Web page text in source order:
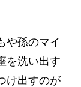
や孫のマイ
を洗い出す
け出すのが